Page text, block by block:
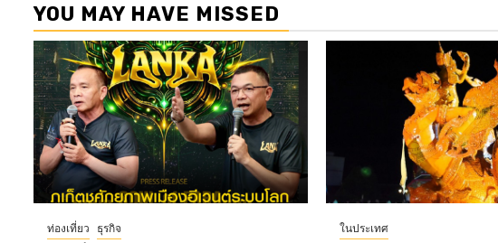
YOU MAY HAVE MISSED
ท่องเที่ยว ธุรกิจ ในประเทศ